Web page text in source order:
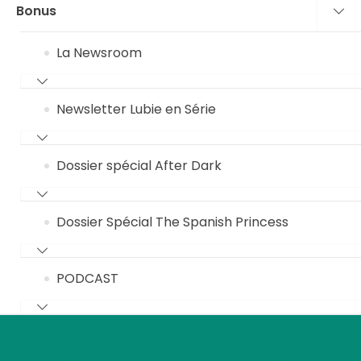
Bonus
La Newsroom
Newsletter Lubie en Série
Dossier spécial After Dark
Dossier Spécial The Spanish Princess
PODCAST